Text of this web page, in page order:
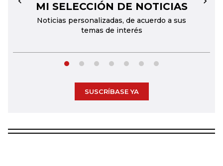
MI SELECCIÓN DE NOTICIAS
Noticias personalizadas, de acuerdo a sus
temas de interés
← →
SUSCRÍBASE YA